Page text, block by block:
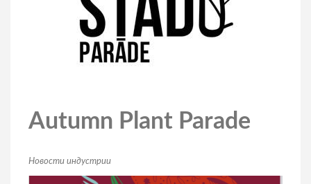
Autumn Plant Parade
Hовости индустрии